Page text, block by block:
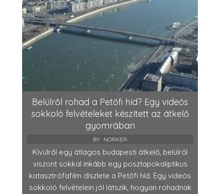
Belülről rohad a Petőfi híd? Egy videós
sokkoló felvételeket készített az átkelő
gyomrában
BY: NORKER
Kívülről egy átlagos budapesti átkelő, belülről
viszont sokkal inkább egy posztapokaliptikus
katasztrófafilm díszlete a Petőfi híd. Egy videós
sokkoló felvételein jól látszik, hogyan rohadnak